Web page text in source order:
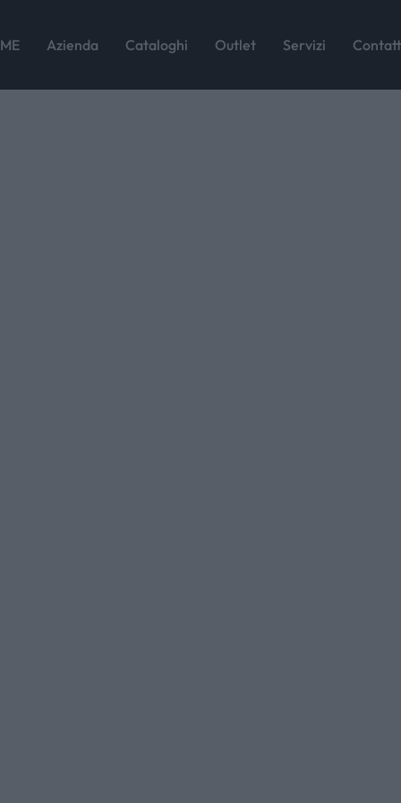
Azienda Cataloghi Outlet Servizi
(10)